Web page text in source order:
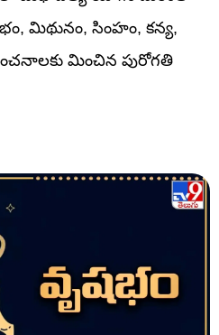
మిథునం, సింహం, కన్య,
మించిన పురోగతి